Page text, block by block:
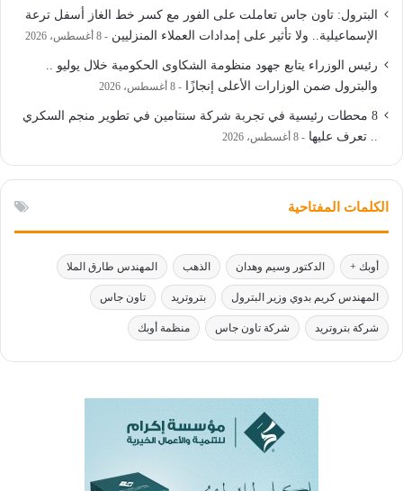
البترول: تاون جاس تعاملت على الفور مع كسر خط الغاز أسفل ترعة
الإسماعيلية.. ولا تأثير على إمدادات العملاء المنزليين
8 أغسطس، 2026
رئيس الوزراء يتابع جهود منظومة الشكاوى الحكومية خلال يوليو ..
والبترول ضمن الوزارات الأعلى إنجازًا
8 أغسطس، 2026
8 محطات رئيسية في تجربة شركة سنتامين في تطوير منجم السكري
.. تعرف عليها
8 أغسطس، 2026
الكلمات المفتاحية
أوبك + الدكتور وسيم وهدان الذهب المهندس طارق الملا
المهندس كريم بدوي وزير البترول بتروتريد تاون جاس
شركة بتروتريد شركة تاون جاس منظمة أوبك